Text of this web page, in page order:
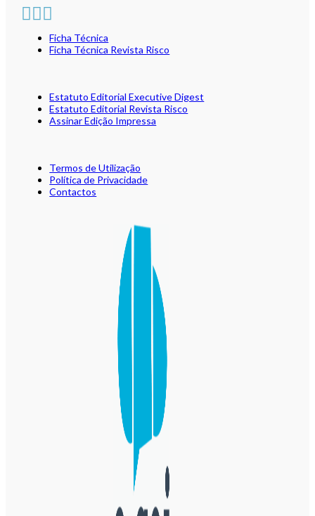
Ficha Técnica
Ficha Técnica Revista Risco
Estatuto Editorial Executive Digest
Estatuto Editorial Revista Risco
Assinar Edição Impressa
Termos de Utilização
Política de Privacidade
Contactos